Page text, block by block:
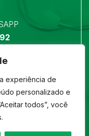
experiência de
personalizado e
todos”, você